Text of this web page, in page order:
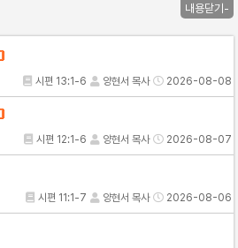
내용닫기-
시편 13:1-6 양현서 목사 2026-08-08
시편 12:1-6 양현서 목사 2026-08-07
시편 11:1-7 양현서 목사 2026-08-06